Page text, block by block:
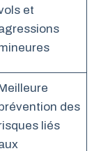
et
des
liés